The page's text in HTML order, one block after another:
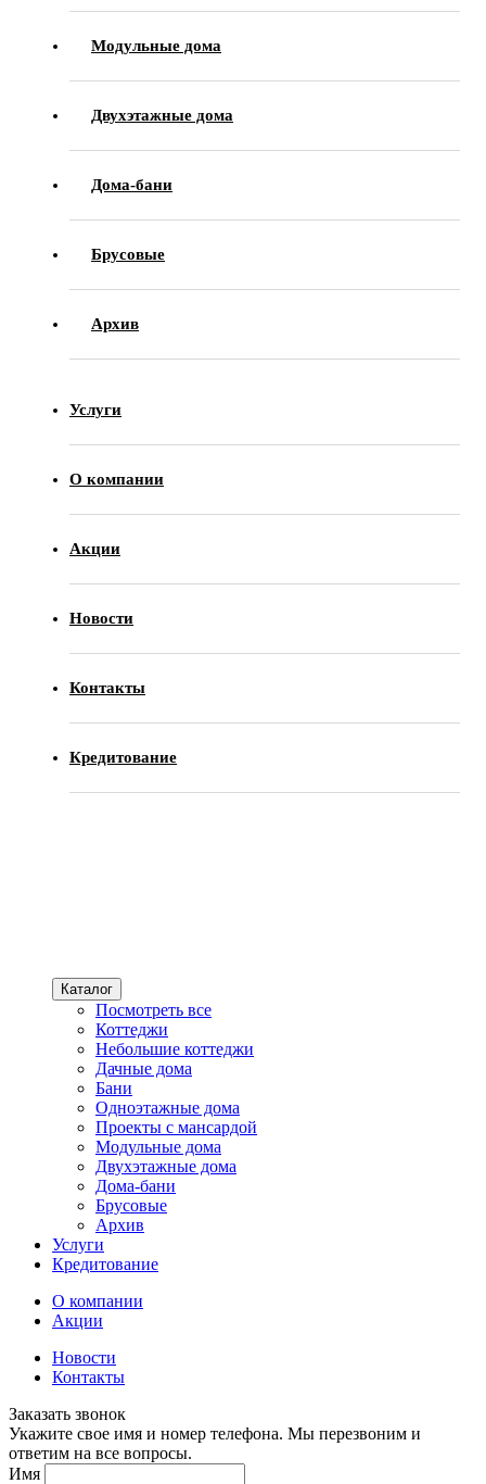
Модульные дома
Двухэтажные дома
Дома-бани
Брусовые
Архив
Услуги
О компании
Акции
Новости
Контакты
Кредитование
Каталог
Посмотреть все
Коттеджи
Небольшие коттеджи
Дачные дома
Бани
Одноэтажные дома
Проекты с мансардой
Модульные дома
Двухэтажные дома
Дома-бани
Брусовые
Архив
Услуги
Кредитование
О компании
Акции
Новости
Контакты
Заказать звонок
Укажите свое имя и номер телефона. Мы перезвоним и
ответим на все вопросы.
Имя